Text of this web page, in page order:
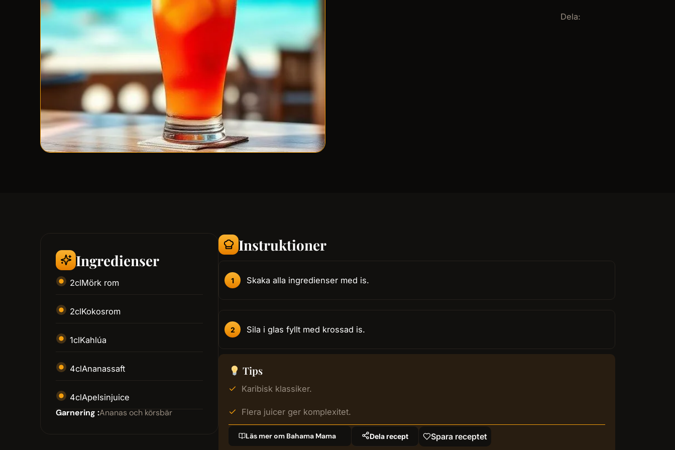
Dela:
Ingredienser
2clMörk rom
2clKokosrom
1clKahlúa
4clAnanassaft
4clApelsinjuice
Garnering :Ananas och körsbär
Instruktioner
Skaka alla ingredienser med is.
Sila i glas fyllt med krossad is.
Tips
Karibisk klassiker.
Flera juicer ger komplexitet.
Läs mer om Bahama Mama Dela recept Spara receptet